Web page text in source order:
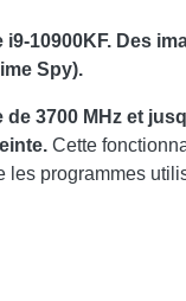
10900KF. Des
Spy).
3700 MHz et
Cette
programmes